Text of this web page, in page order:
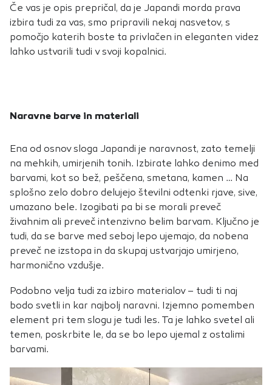
Če vas je opis prepričal, da je Japandi morda prava
izbira tudi za vas, smo pripravili nekaj nasvetov, s
pomočjo katerih boste ta privlačen in eleganten videz
lahko ustvarili tudi v svoji kopalnici.
Naravne barve in materiali
Ena od osnov sloga Japandi je naravnost, zato temelji
na mehkih, umirjenih tonih. Izbirate lahko denimo med
barvami, kot so bež, peščena, smetana, kamen … Na
splošno zelo dobro delujejo številni odtenki rjave, sive,
umazano bele. Izogibati pa bi se morali preveč
živahnim ali preveč intenzivno belim barvam. Ključno je
tudi, da se barve med seboj lepo ujemajo, da nobena
preveč ne izstopa in da skupaj ustvarjajo umirjeno,
harmonično vzdušje.
Podobno velja tudi za izbiro materialov – tudi ti naj
bodo svetli in kar najbolj naravni. Izjemno pomemben
element pri tem slogu je tudi les. Ta je lahko svetel ali
temen, poskrbite le, da se bo lepo ujemal z ostalimi
barvami.